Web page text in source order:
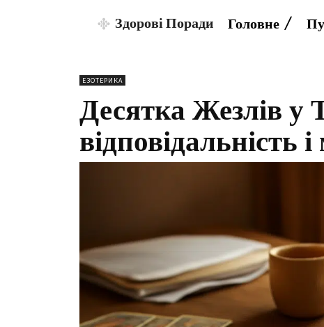
Здорові Поради Головне
ЕЗОТЕРИКА
Десятка Жезлів у
відповідальність